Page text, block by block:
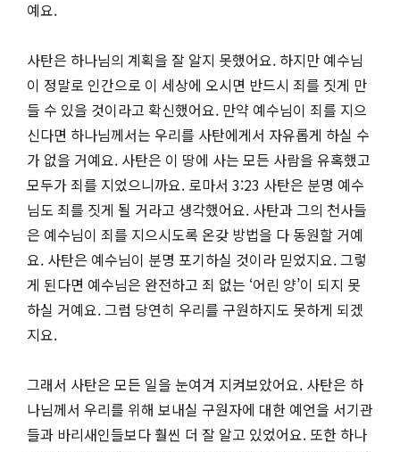
예요.
사탄은 하나님의 계획을 잘 알지 못했어요. 하지만 예수님
이 정말로 인간으로 이 세상에 오시면 반드시 죄를 짓게 만
들 수 있을 것이라고 확신했어요. 만약 예수님이 죄를 지으
신다면 하나님께서는 우리를 사탄에게서 자유롭게 하실 수
가 없을 거예요. 사탄은 이 땅에 사는 모든 사람을 유혹했고
모두가 죄를 지었으니까요. 로마서 3:23 사탄은 분명 예수
님도 죄를 짓게 될 거라고 생각했어요. 사탄과 그의 천사들
은 예수님이 죄를 지으시도록 온갖 방법을 다 동원할 거예
요. 사탄은 예수님이 분명 포기하실 것이라 믿었지요. 그렇
게 된다면 예수님은 완전하고 죄 없는 ‘어린 양’이 되지 못
하실 거예요. 그럼 당연히 우리를 구원하지도 못하게 되겠
지요.
그래서 사탄은 모든 일을 눈여겨 지켜보았어요. 사탄은 하
나님께서 우리를 위해 보내실 구원자에 대한 예언을 서기관
들과 바리새인들보다 훨씬 더 잘 알고 있었어요. 또한 하나